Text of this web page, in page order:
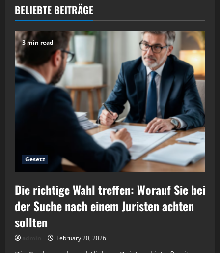
BELIEBTE BEITRÄGE
3 min read
Gesetz
Die richtige Wahl treffen: Worauf Sie bei
der Suche nach einem Juristen achten
sollten
February 20, 2026